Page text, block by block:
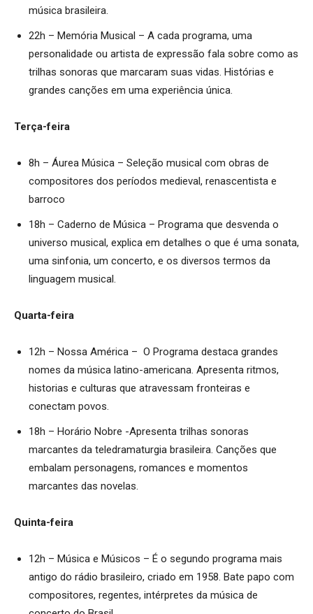
música brasileira.
22h – Memória Musical – A cada programa, uma
personalidade ou artista de expressão fala sobre como as
trilhas sonoras que marcaram suas vidas. Histórias e
grandes canções em uma experiência única.
Terça-feira
8h – Áurea Música – Seleção musical com obras de
compositores dos períodos medieval, renascentista e
barroco
18h – Caderno de Música – Programa que desvenda o
universo musical, explica em detalhes o que é uma sonata,
uma sinfonia, um concerto, e os diversos termos da
linguagem musical.
Quarta-feira
12h – Nossa América – O Programa destaca grandes
nomes da música latino-americana. Apresenta ritmos,
historias e culturas que atravessam fronteiras e
conectam povos.
18h – Horário Nobre -Apresenta trilhas sonoras
marcantes da teledramaturgia brasileira. Canções que
embalam personagens, romances e momentos
marcantes das novelas.
Quinta-feira
12h – Música e Músicos – É o segundo programa mais
antigo do rádio brasileiro, criado em 1958. Bate papo com
compositores, regentes, intérpretes da música de